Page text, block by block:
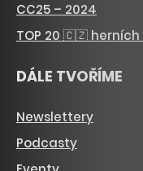
CC25 – 2024
TOP 20 🇨🇿
DÁLE TVOŘÍME
Newslettery
Podcasty